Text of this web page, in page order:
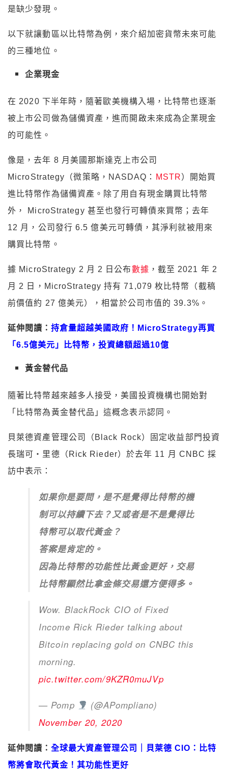
是缺少發現。
以下就讓動區以比特幣為例，來介紹加密貨幣未來可能
的三種地位。
企業現金
在 2020 下半年時，隨著歐美機構入場，比特幣也逐漸
被上市公司做為儲備資產，進而開啟未來成為企業現金
的可能性。
像是，去年 8 月美國那斯達克上市公司
MicroStrategy（微策略，NASDAQ：
MSTR）開始買
進比特幣作為儲備資產。除了用自有現金購買比特幣
外， MicroStrategy 甚至也發行可轉債來買幣；去年
12 月，公司發行 6.5 億美元可轉債，其淨利就被用來
購買比特幣。
據 MicroStrategy 2 月 2 日公布數據 ，截至 2021 年 2
月 2 日，MicroStrategy 持有 71,079 枚比特幣（截稿
前價值約 27 億美元），相當於公司市值的 39.3%。
延伸閱讀： 持倉量超越美國政府！MicroStrategy再買
「6.5億美元」比特幣，投資總額超過10億
黃金替代品
隨著比特幣越來越多人接受，美國投資機構也開始對
「比特幣為黃金替代品」這概念表示認同。
貝萊德資產管理公司（Black Rock）固定收益部門投資
長瑞可・里德（Rick Rieder）於去年 11 月 CNBC 採
訪中表示：
如果你是要問，是不是覺得比特幣的機
制可以持續下去？又或者是不是覺得比
特幣可以取代黃金？
答案是肯定的。
因為比特幣的功能性比黃金更好，交易
比特幣顯然比拿金條交易還方便得多。
Wow. BlackRock CIO of Fixed
Income Rick Rieder talking about
Bitcoin replacing gold on CNBC this
morning.
pic.twitter.com/9KZR0muJVp
— Pomp
(@APompliano)
November 20, 2020
延伸閱讀： 全球最大資產管理公司｜貝萊德 CIO：比特
幣將會取代黃金！其功能性更好